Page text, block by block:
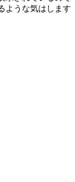
ような気はします